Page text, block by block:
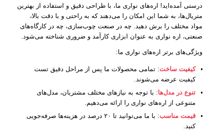
درستی آمده‌اید! اره‌های نواری ما، با طراحی دقیق و استفاده از بهترین
متریال‌ها، به شما این امکان را می‌دهند که به راحتی و با دقت بالا،
مواد مختلف را برش دهید. چه در صنعت چوب‌سازی، چه در کارگاه‌های
صنعتی، اره نواری به عنوان ابزاری کارآمد و ضروری شناخته می‌شود.
ویژگی‌های برتر اره‌های نواری ما:
کیفیت ساخت: تمامی محصولات ما پس از مراحل دقیق تست
کیفیت عرضه می‌شوند.
تنوع در مدل‌ها: با توجه به نیازهای مختلف مشتریان، مدل‌های
متنوعی از اره‌های نواری را ارائه می‌دهیم.
قیمت مناسب
: با ما می‌توانید تا ۲۰ درصد در هزینه‌ها صرفه‌جویی
کنید.